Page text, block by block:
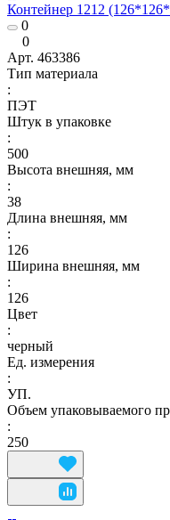
Контейнер 1212
0
0
Арт. 463386
Тип материала
:
ПЭТ
Штук в упаковке
:
500
Высота внешняя, мм
:
38
Длина внешняя, мм
:
126
Ширина внешняя, мм
:
126
Цвет
:
черный
Ед. измерения
:
УП.
Объем упаковываемого
:
250